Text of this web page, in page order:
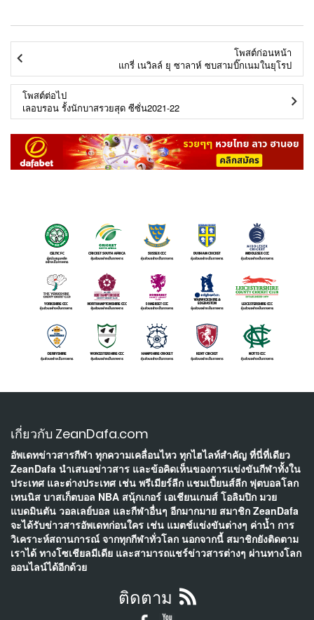
โพสต์ก่อนหน้า
แกรี่ เนวิลล์ ยุ ซาลาห์ ซบสามบิ๊กเนมในยุโรป
โพสต์ต่อไป
เลอบรอน รั้งนักบาสรวยสุด ซีซั่น2021-22
เกี่ยวกับ ZeanDafa.com
อัพเดทข่าวสารกีฬา ทุกความเคลื่อนไหว ทุกไฮไลท์สำคัญ ที่นี่ที่เดียว
ZeanDafa นำเสนอข่าวสาร และข้อคิดเห็นของการแข่งขันกีฬาทั้งใน
ประเทศ และต่างประเทศ เช่น พรีเมียร์ลีก แชมเปี้ยนส์ลีก ฟุตบอลโลก
เทนนิส บาสเก็ตบอล NBA สนุ้กเกอร์ เอเชียนเกมส์ โอลิมปิก มวย
แบดมินตัน วอลเลย์บอล และกีฬาอื่นๆ อีกมากมาย สมาชิก ZeanDafa
จะได้รับข่าวสารอัพเดทก่อนใคร เช่น แมตช์แข่งขันต่างๆ ค่าน้ำ การ
วิเคราะห์สถานการณ์ จากทุกกีฬาทั่วโลก นอกจากนี้ สมาชิกยังติดตาม
เราได้ ทางโซเชียลมีเดีย และสามารถแชร์ข่าวสารต่างๆ ผ่านทางโลก
ออนไลน์ได้อีกด้วย
ติดตาม